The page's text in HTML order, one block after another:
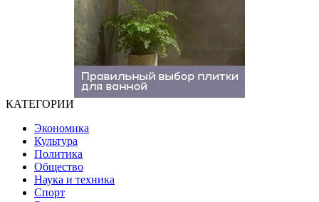
КАТЕГОРИИ
Экономика
Культура
Политика
Общество
Наука и техника
Спорт